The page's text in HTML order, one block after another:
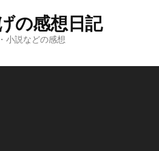
の感想日記
小説などの感想